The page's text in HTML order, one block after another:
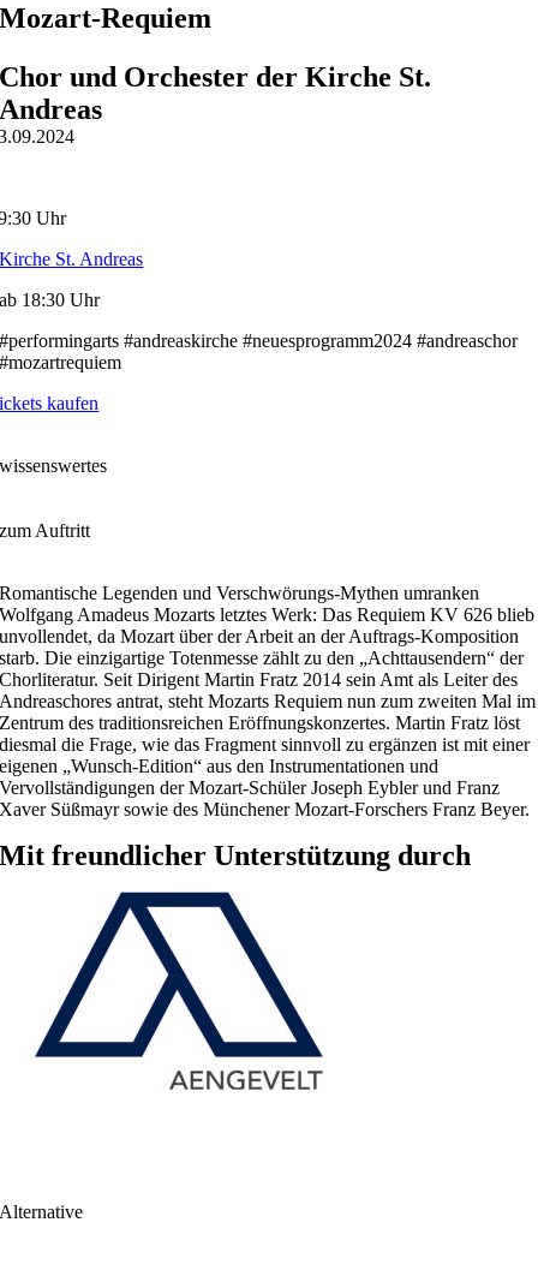
Mozart-Requiem
Chor und Orchester der Kirche St.
Andreas
Uhr
Kirche St. Andreas
ab 18:30 Uhr
#performingarts #andreaskirche #neuesprogramm2024 #andreaschor
#mozartrequiem
kaufen
wissenswertes
zum Auftritt
Romantische Legenden und Verschwörungs-Mythen umranken
Wolfgang Amadeus Mozarts letztes Werk: Das Requiem KV 626 blieb
unvollendet, da Mozart über der Arbeit an der Auftrags-Komposition
starb. Die einzigartige Totenmesse zählt zu den „Achttausendern“ der
Chorliteratur. Seit Dirigent Martin Fratz 2014 sein Amt als Leiter des
Andreaschores antrat, steht Mozarts Requiem nun zum zweiten Mal im
Zentrum des traditionsreichen Eröffnungskonzertes. Martin Fratz löst
diesmal die Frage, wie das Fragment sinnvoll zu ergänzen ist mit einer
eigenen „Wunsch-Edition“ aus den Instrumentationen und
Vervollständigungen der Mozart-Schüler Joseph Eybler und Franz
Xaver Süßmayr sowie des Münchener Mozart-Forschers Franz Beyer.
Mit freundlicher Unterstützung durch
Alternative